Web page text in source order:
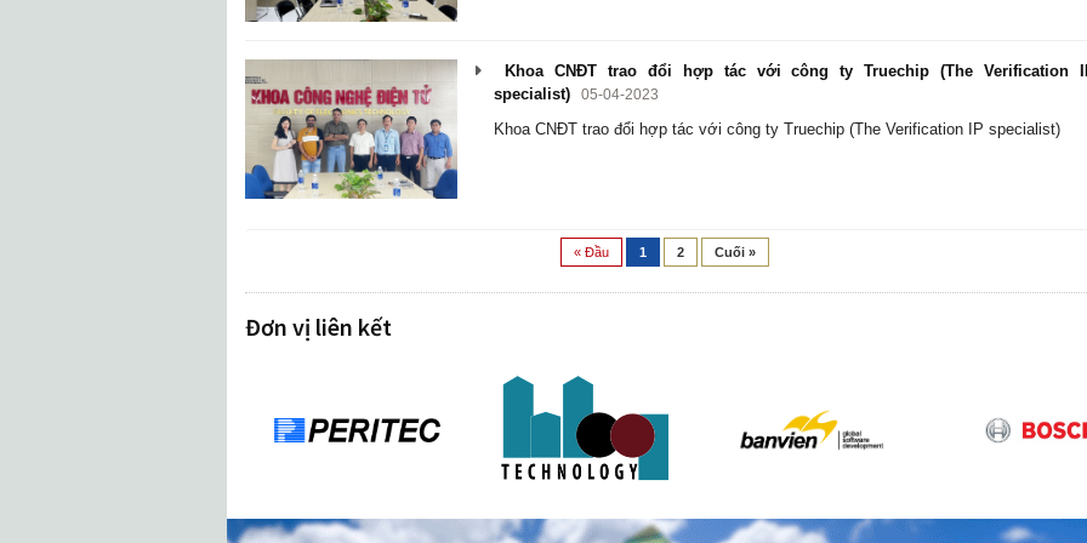
Khoa CNĐT trao đổi hợp tác với công ty Truechip (The Verification
specialist)
05-04-2023
Khoa CNĐT trao đổi hợp tác với công ty Truechip (The Verification IP specialist)
« Đầu 1 2 Cuối »
Đơn vị liên kết